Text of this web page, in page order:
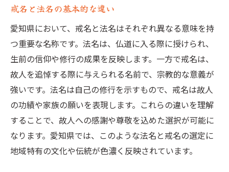
戒名と法名の基本的な違い
愛知県において、戒名と法名はそれぞれ異なる意味を持
つ重要な名称です。法名は、仏道に入る際に授けられ、
生前の信仰や修行の成果を反映します。一方で戒名は、
故人を追悼する際に与えられる名前で、宗教的な意義が
強いです。法名は自己の修行を示すもので、戒名は故人
の功績や家族の願いを表現します。これらの違いを理解
することで、故人への感謝や尊敬を込めた選択が可能に
なります。愛知県では、このような法名と戒名の選定に
地域特有の文化や伝統が色濃く反映されています。